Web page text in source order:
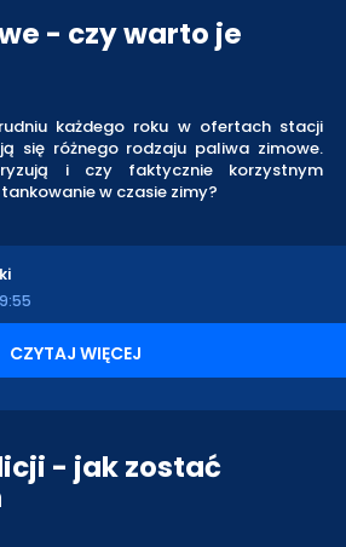
- czy warto je
każdego roku w ofertach stacji
się różnego rodzaju paliwa zimowe.
i czy faktycznie korzystnym
w czasie zimy?
CZYTAJ WIĘCEJ
- jak zostać